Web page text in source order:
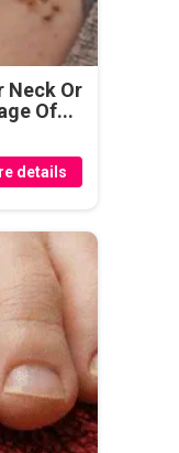
Neck Or
Of...
details